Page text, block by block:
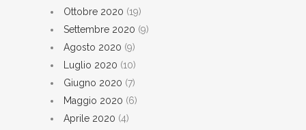
Ottobre 2020 (19)
Settembre 2020 (9)
Agosto 2020 (9)
Luglio 2020 (10)
Giugno 2020 (7)
Maggio 2020 (6)
Aprile 2020 (4)